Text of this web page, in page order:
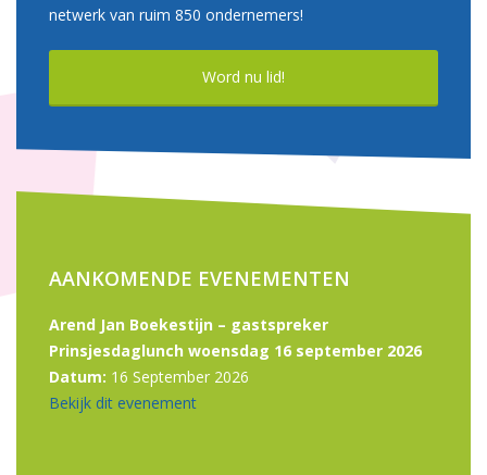
netwerk van ruim 850 ondernemers!
Word nu lid!
AANKOMENDE EVENEMENTEN
Arend Jan Boekestijn – gastspreker
Prinsjesdaglunch woensdag 16 september 2026
Datum: 16 September 2026
Bekijk dit evenement